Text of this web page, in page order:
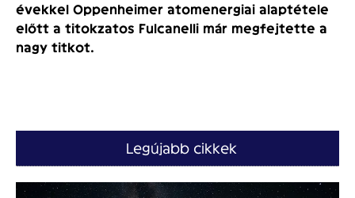
évekkel Oppenheimer atomenergiai alaptétele
előtt a titokzatos Fulcanelli már megfejtette a
nagy titkot.
Legújabb cikkek